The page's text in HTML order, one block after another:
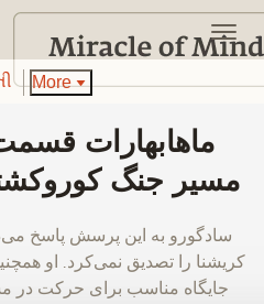
More
مسیر جنگ
‫سادگورو به این پرسش پاسخ
کریشنا را تصدیق نمی‌کرد. او
جایگاه مناسب برای حرکت در